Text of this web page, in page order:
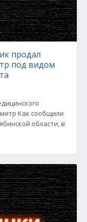
продал
под видом
Как сообщили
области, в